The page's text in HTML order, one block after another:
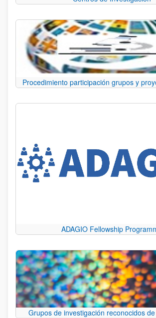
Procedimiento participación grupos y
ADAGIO Fellowship
Grupos de investigación reconocidos